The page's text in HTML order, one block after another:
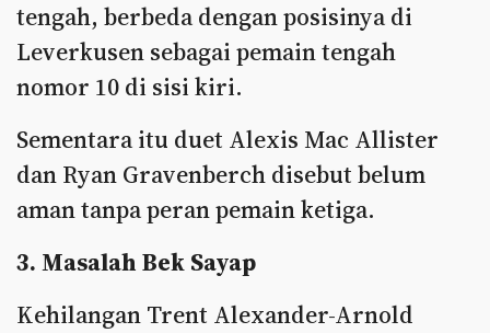
tengah, berbeda dengan posisinya di
Leverkusen sebagai pemain tengah
nomor 10 di sisi kiri.
Sementara itu duet Alexis Mac Allister
dan Ryan Gravenberch disebut belum
aman tanpa peran pemain ketiga.
3. Masalah Bek Sayap
Kehilangan Trent Alexander-Arnold